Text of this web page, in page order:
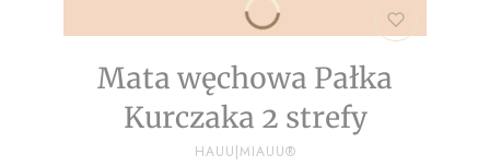
Mata węchowa Pałka
Kurczaka 2 strefy
PRODUCENT
HAUU|MIAUU®